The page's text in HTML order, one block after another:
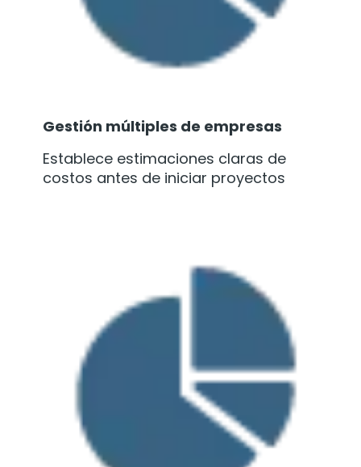
Gestión múltiples de empresas
Establece estimaciones claras de
costos antes de iniciar proyectos